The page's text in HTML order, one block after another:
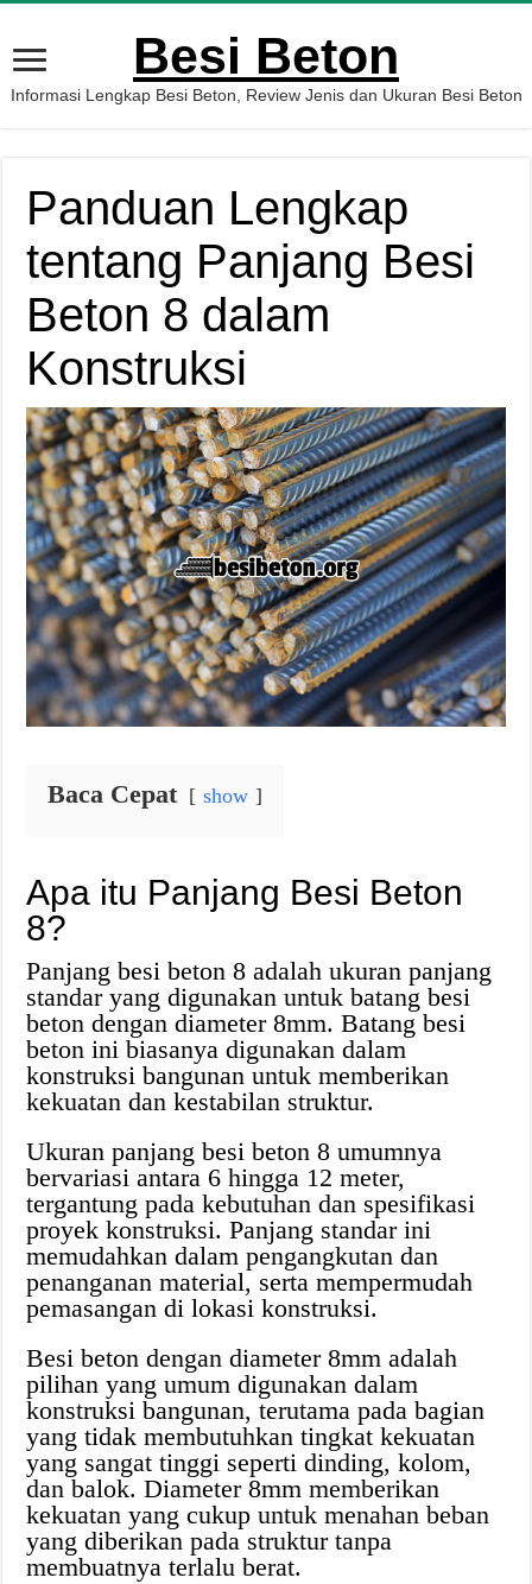
Besi Beton
Informasi Lengkap Besi Beton, Review Jenis dan Ukuran Besi Beton
Panduan Lengkap
tentang Panjang Besi
Beton 8 dalam
Konstruksi
Baca Cepat show
Apa itu Panjang Besi Beton
8?
Panjang besi beton 8 adalah ukuran panjang
standar yang digunakan untuk batang besi
beton dengan diameter 8mm. Batang besi
beton ini biasanya digunakan dalam
konstruksi bangunan untuk memberikan
kekuatan dan kestabilan struktur.
Ukuran panjang besi beton 8 umumnya
bervariasi antara 6 hingga 12 meter,
tergantung pada kebutuhan dan spesifikasi
proyek konstruksi. Panjang standar ini
memudahkan dalam pengangkutan dan
penanganan material, serta mempermudah
pemasangan di lokasi konstruksi.
Besi beton dengan diameter 8mm adalah
pilihan yang umum digunakan dalam
konstruksi bangunan, terutama pada bagian
yang tidak membutuhkan tingkat kekuatan
yang sangat tinggi seperti dinding, kolom,
dan balok. Diameter 8mm memberikan
kekuatan yang cukup untuk menahan beban
yang diberikan pada struktur tanpa
membuatnya terlalu berat.